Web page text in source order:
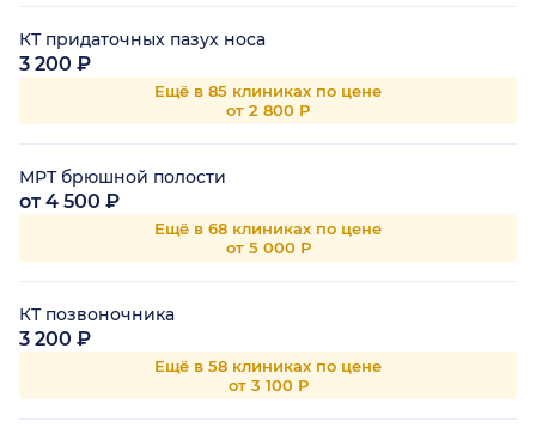
КТ придаточных пазух носа
3 200 ₽
Ещё в 85 клиниках по цене
от 2 800 Р
МРТ брюшной полости
от 4 500 ₽
Ещё в 68 клиниках по цене
от 5 000 Р
КТ позвоночника
3 200 ₽
Ещё в 58 клиниках по цене
от 3 100 Р